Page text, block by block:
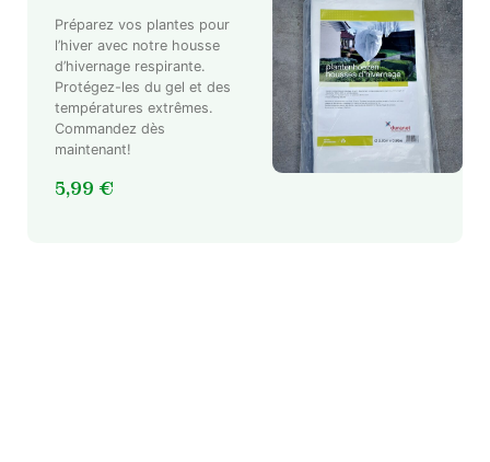
Préparez vos plantes pour
l’hiver avec notre housse
d’hivernage respirante.
Protégez-les du gel et des
températures extrêmes.
Commandez dès
maintenant!
5,99 €